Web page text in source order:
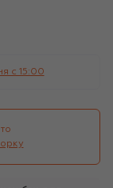
c 15:00